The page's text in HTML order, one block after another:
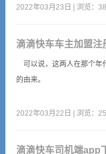
纤腰翘臀夸张的摆動着，豪
2022年03月23日 | 浏览：
滴滴快车车主加盟注
可以说，这两人在那个年
的由来。
2022年03月22日 | 浏览：
滴滴快车司机端app